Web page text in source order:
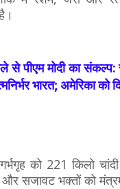
से पीएम मोदी का
भारत; अमेरिका को
गर्भगृह को 221 किलो
और सजावट भक्तों को